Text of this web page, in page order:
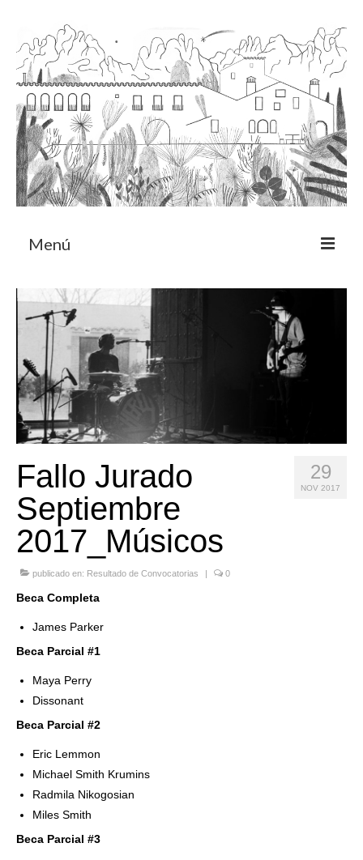
Menú
Acerca
Programa de residencia
CRUCERO
Quedate con nosotras
Archivo
Idioma:
29
NOV 2017
Fallo Jurado
Septiembre
2017_Músicos
publicado en: Resultado de Convocatorias | 0
Beca Completa
James Parker
Beca Parcial #1
Maya Perry
Dissonant
Beca Parcial #2
Eric Lemmon
Michael Smith Krumins
Radmila Nikogosian
Miles Smith
Beca Parcial #3